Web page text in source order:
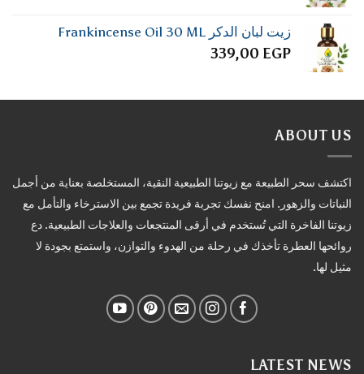
زيت لبان الدكر Frankincense Oil 30 ML
339,00 EGP
ABOUT US
اكتشف سحر الطبيعة مع زيوتنا الطبيعية النقية، المستخلصة بعناية من أجمل
النباتات والزهور. امنح نفسك تجربة فريدة تجمع بين الاسترخاء والتأمل مع
زيوتنا الفاخرة التي تُستخدم في أرقى المنتجعات والعلاجات الطبيعية. دع
روائحها العطرة تأخذك في رحلة من الهدوء والتوازن، واستمتع بجودة لا
مثيل لها.
LATEST NEWS